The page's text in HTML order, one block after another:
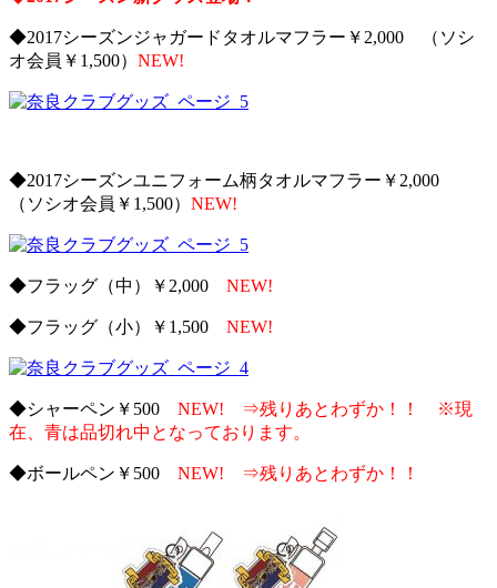
◆2017シーズンジャガードタオルマフラー￥2,000 （ソシ
オ会員￥1,500） NEW!
◆2017シーズンユニフォーム柄タオルマフラー￥2,000
（ソシオ会員￥1,500） NEW!
◆フラッグ（中）￥2,000 NEW!
◆フラッグ（小）￥1,500 NEW!
◆シャーペン￥500 NEW! ⇒残りあとわずか！！ ※現
在、青は品切れ中となっております。
◆ボールペン￥500 NEW! ⇒残りあとわずか！！